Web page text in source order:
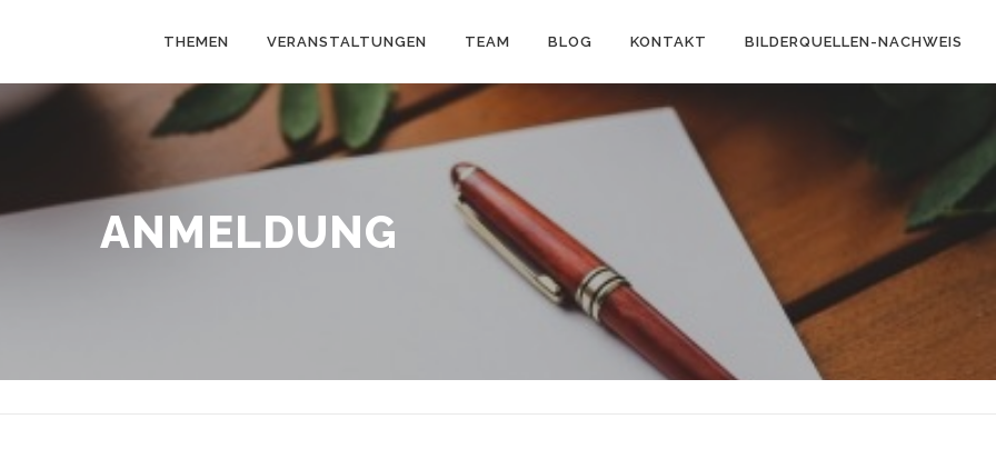
THEMEN VERANSTALTUNGEN TEAM BLOG KONTAKT BILDERQUELLEN-NACHWEIS
ANMELDUNG